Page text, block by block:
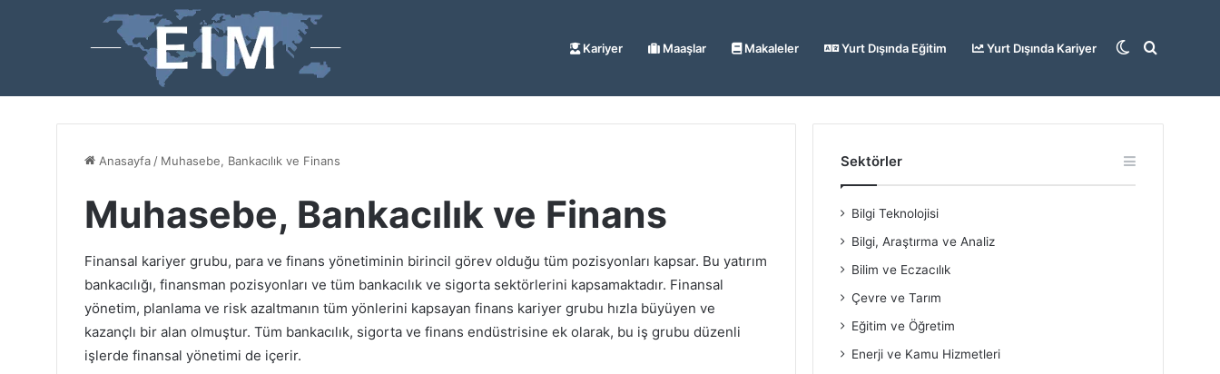
Kariyer Maaşlar Makaleler Yurt Dışında Eğitim Yurt Dışında Kariyer Arama
Dış
Anasayfa / Muhasebe, Bankacılık ve Finans
Muhasebe, Bankacılık ve Finans
Finansal kariyer grubu, para ve finans yönetiminin birincil görev olduğu tüm pozisyonları kapsar. Bu yatırım
bankacılığı, finansman pozisyonları ve tüm bankacılık ve sigorta sektörlerini kapsamaktadır. Finansal
yönetim, planlama ve risk azaltmanın tüm yönlerini kapsayan finans kariyer grubu hızla büyüyen ve
kazançlı bir alan olmuştur. Tüm bankacılık, sigorta ve finans endüstrisine ek olarak, bu iş grubu düzenli
işlerde finansal yönetimi de içerir.
Sektörler
Bilgi Teknolojisi
Bilgi, Araştırma ve Analiz
Bilim ve Eczacılık
Çevre ve Tarım
Eğitim ve Öğretim
Enerji ve Kamu Hizmetleri